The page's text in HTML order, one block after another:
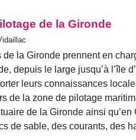
de la Gironde
de la Gironde prennent en
depuis le large jusqu’à l’île
leurs connaissances
de la zone de pilotage
de la Gironde ainsi
de sable, des courants, des